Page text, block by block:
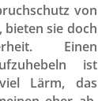
von
bieten sie doch
Einen
ist
Lärm, das